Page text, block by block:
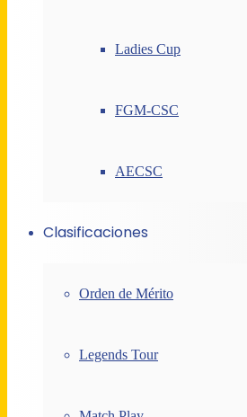
Ladies Cup
FGM-CSC
AECSC
Clasificaciones
Orden de Mérito
Legends Tour